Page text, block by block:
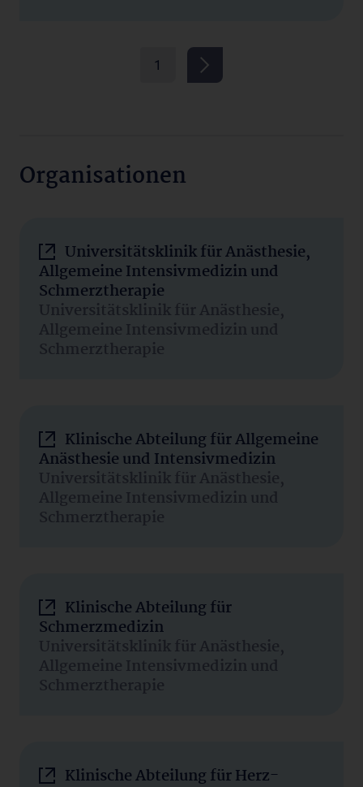
1
Organisationen
Universitätsklinik für Anästhesie,
Allgemeine Intensivmedizin und
Schmerztherapie
Universitätsklinik für Anästhesie,
Allgemeine Intensivmedizin und
Schmerztherapie
Klinische Abteilung für Allgemeine
Anästhesie und Intensivmedizin
Universitätsklinik für Anästhesie,
Allgemeine Intensivmedizin und
Schmerztherapie
Klinische Abteilung für
Schmerzmedizin
Universitätsklinik für Anästhesie,
Allgemeine Intensivmedizin und
Schmerztherapie
Klinische Abteilung für Herz-